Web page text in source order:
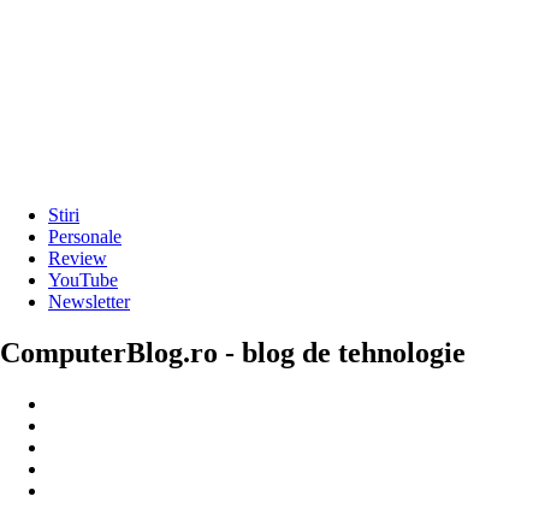
Stiri
Personale
Review
YouTube
Newsletter
ComputerBlog.ro - blog de tehnologie